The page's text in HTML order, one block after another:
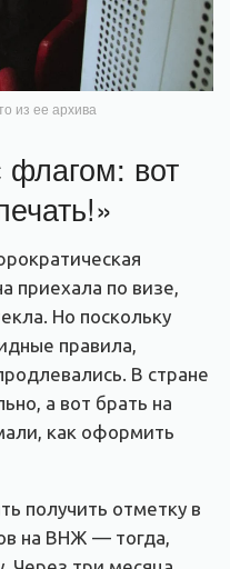
из ее архива
вот
приехала по визе,
Но поскольку
правила,
В стране
а вот брать на
как оформить
получить отметку в
на ВНЖ — тогда,